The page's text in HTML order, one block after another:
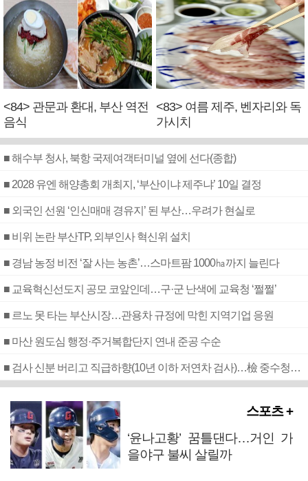
<84> 관문과 환대, 부산 역전
음식
<83> 여름 제주, 벤자리와 독
가시치
■ 해수부 청사, 북항 국제여객터미널 옆에 선다(종합)
■ 2028 유엔 해양총회 개최지, ‘부산이냐 제주냐’ 10일 결정
■ 외국인 선원 ‘인신매매 경유지’ 된 부산…우려가 현실로
■ 비위 논란 부산TP, 외부인사 혁신위 설치
■ 경남 농정 비전 ‘잘 사는 농촌’…스마트팜 1000㏊까지 늘린다
■ 교육혁신선도지 공모 코앞인데…구·군 난색에 교육청 ‘쩔쩔’
■ 르노 못 타는 부산시장…관용차 규정에 막힌 지역기업 응원
■ 마산 원도심 행정·주거복합단지 연내 준공 수순
■ 검사 신분 버리고 직급하향(10년 이하 저연차 검사)…檢 중수청행 기피
스포츠 +
‘윤나고황’ 꿈틀댄다…거인 가
을야구 불씨 살릴까